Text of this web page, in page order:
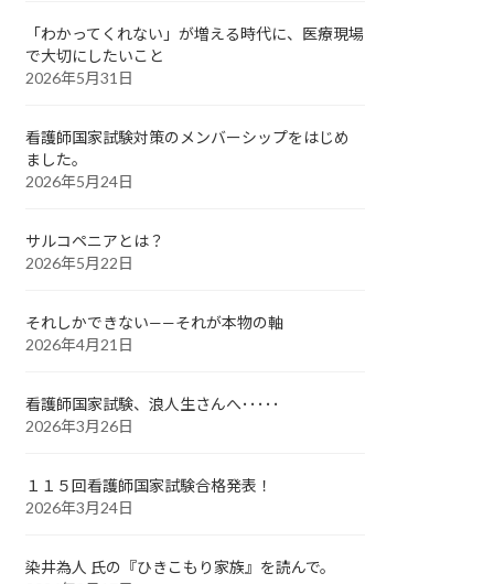
「わかってくれない」が増える時代に、医療現場
で大切にしたいこと
2026年5月31日
看護師国家試験対策のメンバーシップをはじめ
ました。
2026年5月24日
サルコペニアとは？
2026年5月22日
それしかできない——それが本物の軸
2026年4月21日
看護師国家試験、浪人生さんへ･････
2026年3月26日
１１５回看護師国家試験合格発表！
2026年3月24日
染井為人 氏の『ひきこもり家族』を読んで。